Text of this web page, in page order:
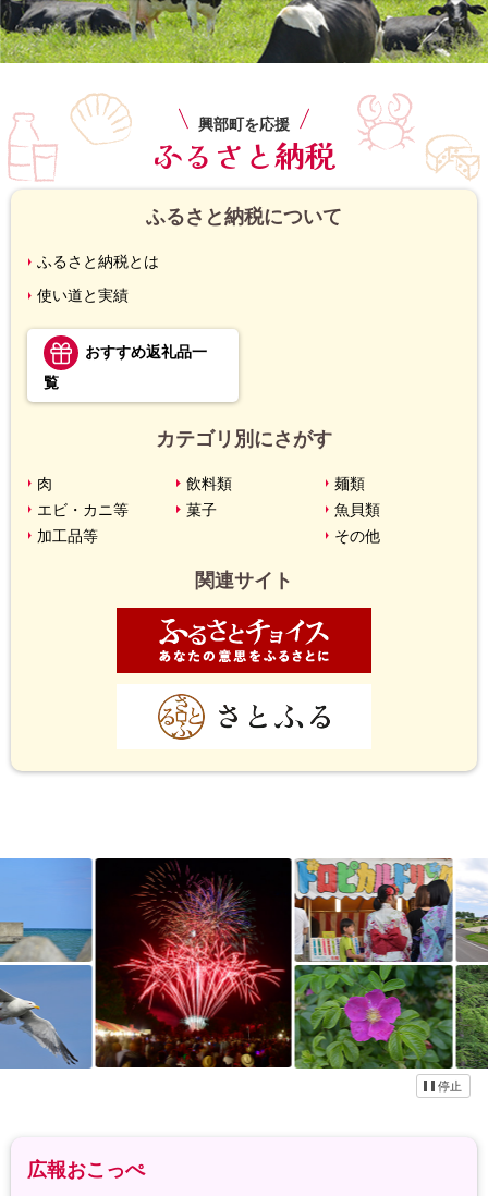
プ
に
戻
興部町を応援
ふるさと納税
ふるさと納税について
ふるさと納税とは
使い道と実績
おすすめ返礼品一
覧
カテゴリ別にさがす
肉 飲料類
麺類
エビ・カニ等
菓子
魚貝類
加工品等
その他
関連サイト
ッ
戻
る
メ
ー
ジ
写
真
停止
広報おこっぺ